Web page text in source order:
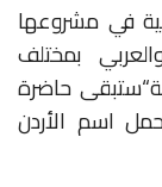
في مشروعها
بمختلف
“ستبقى حاضرة
اسم الأردن